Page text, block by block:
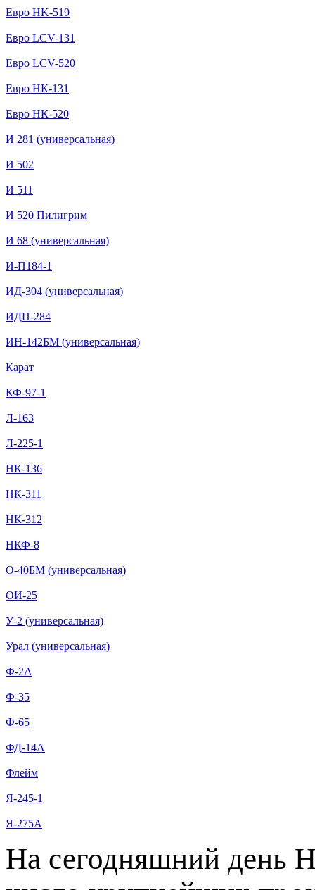
Евро HK-519
Евро LCV-131
Евро LCV-520
Евро НК-131
Евро НК-520
И 281 (универсальная)
И 502
И 511
И 520 Пилигрим
И 68 (универсальная)
И-П184-1
ИД-304 (универсальная)
ИДП-284
ИН-142БМ (универсальная)
Карат
КФ-97-1
Л-163
Л-225-1
НК-136
НК-311
НК-312
НКФ-8
О-40БМ (универсальная)
ОИ-25
У-2 (универсальная)
Урал (универсальная)
Ф-2А
Ф-35
Ф-65
ФД-14А
Флейм
Я-245-1
Я-275А
На сегодняшний день